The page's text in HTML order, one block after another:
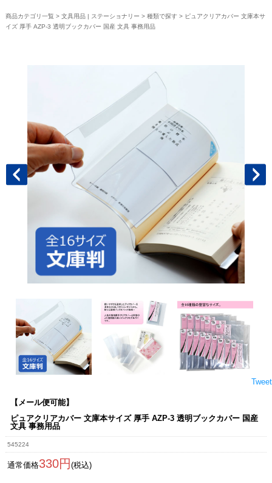
商品カテゴリ一覧 > 文具用品 | ステーショナリー > 種類で探す> ピュアクリアカバー 文庫本サ
イズ 厚手 AZP-3 透明ブックカバー 国産 文具 事務用品
Tweet
【メール便可能】
ピュアクリアカバー 文庫本サイズ 厚手 AZP-3 透明ブックカバー 国産
文具 事務用品
545224
通常価格330円 (税込)